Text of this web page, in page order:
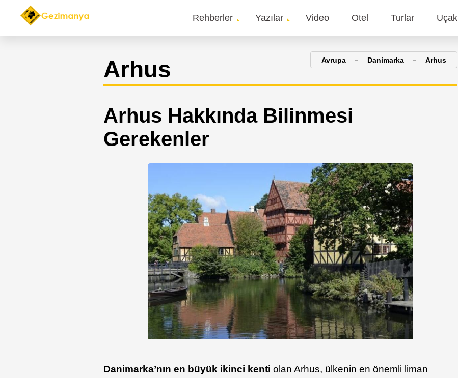
Main
Rehberler Yazılar Video Otel Turlar Uçak
Arhus Avrupa Danimarka Arhus
Arhus Hakkında Bilinmesi
Gerekenler
Danimarka’nın en büyük ikinci kentiolan Arhus, ülkenin en önemli liman